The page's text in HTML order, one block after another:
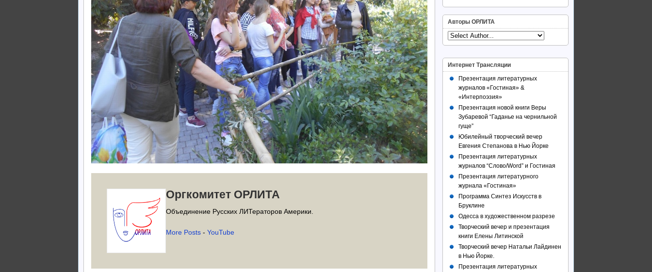
Оргкомитет ОРЛИТА
Объединение Русских ЛИТераторов Америки.
More Posts - YouTube
Авторы ОРЛИТА
Интернет Трансляции
Презентация литературных
журналов «Гостиная» &
«Интерпоэзия»
Презентация новой книги Веры
Зубаревой “Гаданье на чернильной
гуще”
Юбилейный творческий вечер
Евгения Степанова в Нью Йорке
Презентация литературных
журналов “Слово/Word” и Гостиная
Презентация литературного
журнала «Гостиная»
Программа Синтез Искусств в
Бруклине
Одесса в художественном разрезе
Творческий вечер и презентация
книги Елены Литинской
Творческий вечер Натальи Лайдинен
в Нью Йорке.
Презентация литературных